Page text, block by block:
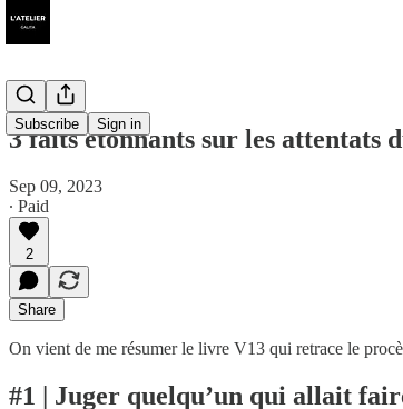
Subscribe Sign in
3 faits étonnants sur les attentats
Sep 09, 2023
∙ Paid
2
Share
On vient de me résumer le livre V13 qui retrace le
#1 | Juger quelqu’un qui allait